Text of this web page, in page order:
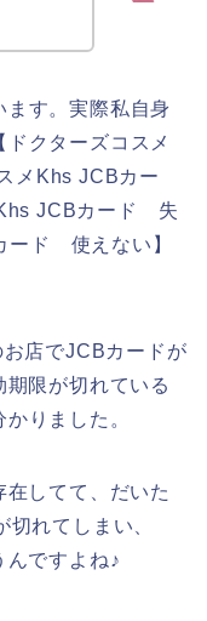
ます。実際私自身
クターズコスメ
メKhs JCBカー
JCBカード 失
ード 使えない】
店でJCBカードが
限が切れている
りました。
してて、だいた
れてしまい、
ですよね♪